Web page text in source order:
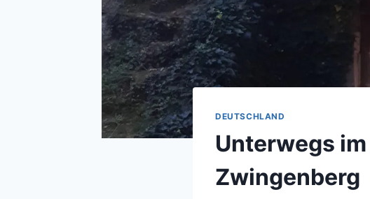
DEUTSCHLAND
Unterwegs
Zwingenberg